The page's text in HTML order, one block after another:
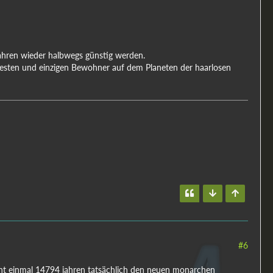
wieder halbwegs günstig werden.
und einzigen Bewohner auf dem Planeten der haarlosen
#6
einmal 14794 jahren tatsächlich den neuen monarchen